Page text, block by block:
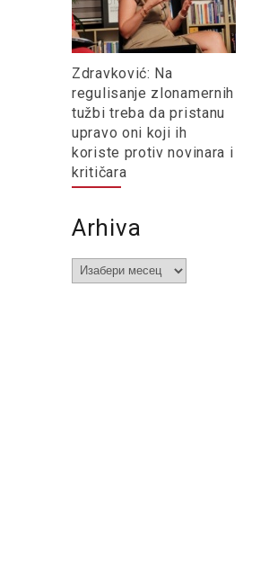
Zdravković: Na
regulisanje zlonamernih
tužbi treba da pristanu
upravo oni koji ih
koriste protiv novinara i
kritičara
Arhiva
Arhiva